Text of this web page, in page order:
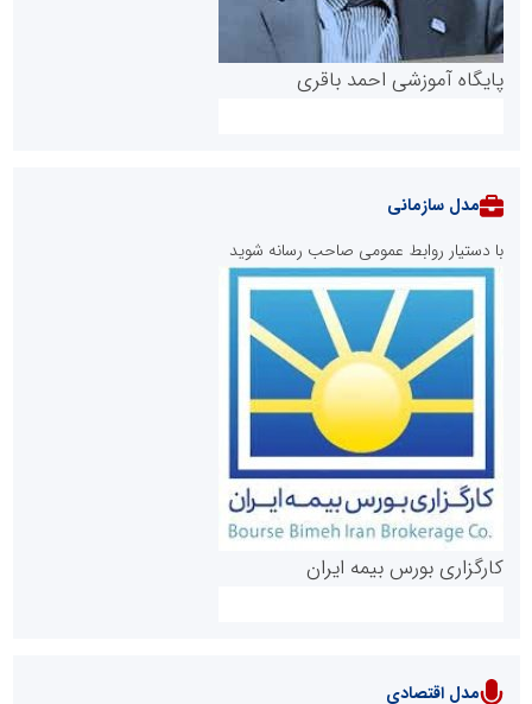
پایگاه آموزشی احمد باقری
روابط عمومی خبرگزاری گزارش خبر
مدل سازمانی
با دستیار روابط عمومی صاحب رسانه شوید
کارگزاری بورس بیمه ایران
مدل اقتصادی